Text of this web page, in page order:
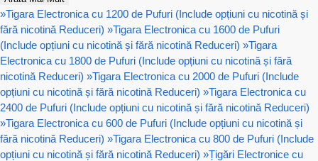
»Tigara Electronica cu 1200 de Pufuri (Include opțiuni cu nicotină și
fără nicotină Reduceri) »Tigara Electronica cu 1600 de Pufuri
(Include opțiuni cu nicotină și fără nicotină Reduceri) »Tigara
Electronica cu 1800 de Pufuri (Include opțiuni cu nicotină și fără
nicotină Reduceri) »Tigara Electronica cu 2000 de Pufuri (Include
opțiuni cu nicotină și fără nicotină Reduceri) »Tigara Electronica cu
2400 de Pufuri (Include opțiuni cu nicotină și fără nicotină Reduceri)
»Tigara Electronica cu 600 de Pufuri (Include opțiuni cu nicotină și
fără nicotină Reduceri) »Tigara Electronica cu 800 de Pufuri (Include
opțiuni cu nicotină și fără nicotină Reduceri) »Țigări Electronice cu